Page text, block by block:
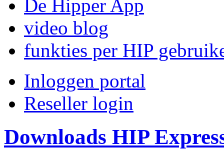
De Hipper App
video blog
funkties per HIP
Inloggen portal
Reseller login
Downloads HIP